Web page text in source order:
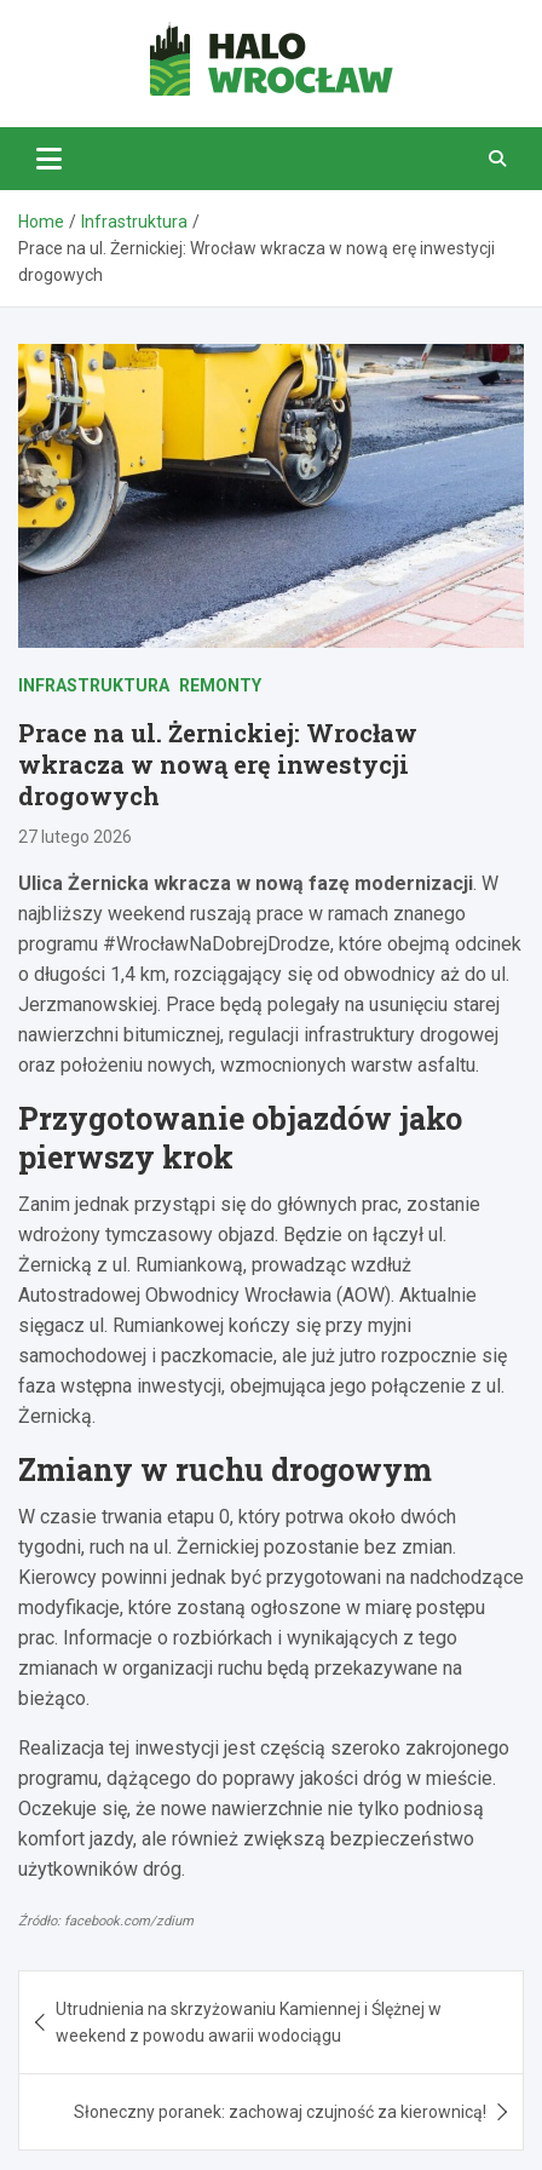
HaloWrocław.pl
Home
Infrastruktura
Prace na ul. Żernickiej: Wrocław wkracza w nową erę inwestycji
drogowych
INFRASTRUKTURA REMONTY
Prace na ul. Żernickiej: Wrocław
wkracza w nową erę inwestycji
drogowych
27 lutego 2026
Ulica Żernicka wkracza w nową fazę modernizacji. W
najbliższy weekend ruszają prace w ramach znanego
programu #WrocławNaDobrejDrodze, które obejmą odcinek
o długości 1,4 km, rozciągający się od obwodnicy aż do ul.
Jerzmanowskiej. Prace będą polegały na usunięciu starej
nawierzchni bitumicznej, regulacji infrastruktury drogowej
oraz położeniu nowych, wzmocnionych warstw asfaltu.
Przygotowanie objazdów jako
pierwszy krok
Zanim jednak przystąpi się do głównych prac, zostanie
wdrożony tymczasowy objazd. Będzie on łączył ul.
Żernicką z ul. Rumiankową, prowadząc wzdłuż
Autostradowej Obwodnicy Wrocławia (AOW). Aktualnie
sięgacz ul. Rumiankowej kończy się przy myjni
samochodowej i paczkomacie, ale już jutro rozpocznie się
faza wstępna inwestycji, obejmująca jego połączenie z ul.
Żernicką.
Zmiany w ruchu drogowym
W czasie trwania etapu 0, który potrwa około dwóch
tygodni, ruch na ul. Żernickiej pozostanie bez zmian.
Kierowcy powinni jednak być przygotowani na nadchodzące
modyfikacje, które zostaną ogłoszone w miarę postępu
prac. Informacje o rozbiórkach i wynikających z tego
zmianach w organizacji ruchu będą przekazywane na
bieżąco.
Realizacja tej inwestycji jest częścią szeroko zakrojonego
programu, dążącego do poprawy jakości dróg w mieście.
Oczekuje się, że nowe nawierzchnie nie tylko podniosą
komfort jazdy, ale również zwiększą bezpieczeństwo
użytkowników dróg.
Źródło: facebook.com/zdium
wpisu
Utrudnienia na skrzyżowaniu Kamiennej i Ślężnej w
weekend z powodu awarii wodociągu
Słoneczny poranek: zachowaj czujność za kierownicą!